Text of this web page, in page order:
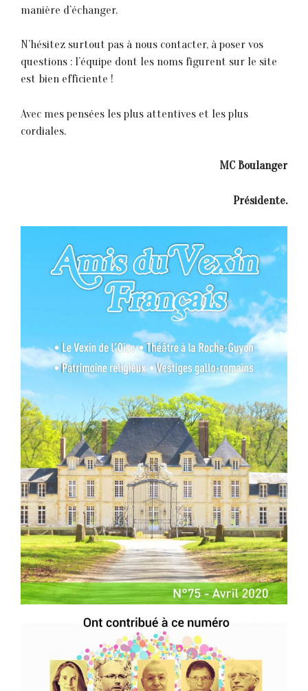
manière d’échanger.
N’hésitez surtout pas à nous contacter, à poser vos
questions : l’équipe dont les noms figurent sur le site
est bien efficiente !
Avec mes pensées les plus attentives et les plus
cordiales.
MC Boulanger
Présidente.